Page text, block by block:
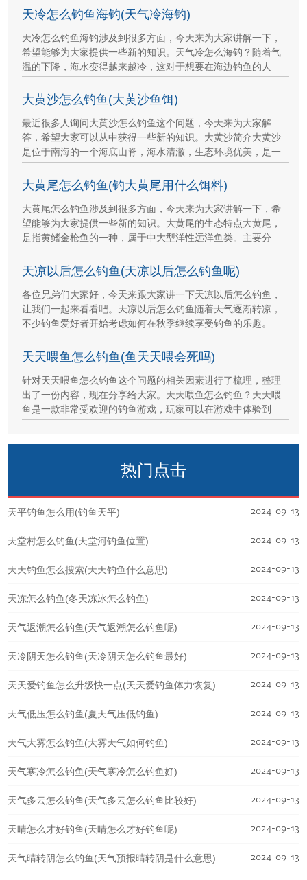
天冷怎么钓鱼海钓(天气冷海钓)
天冷怎么钓鱼海钓涉及到很多方面，今天来为大家讲解一下，
希望能够为大家提供一些新的知识。天气冷怎么海钓？随着气
温的下降，海水变得越来越冷，这对于想要在海边钓鱼的人
大黄沙怎么钓鱼(大黄沙鱼饵)
最近很多人询问大黄沙怎么钓鱼这个问题，今天来为大家解
答，希望大家可以从中获得一些新的知识。大黄沙简介大黄沙
是位于南海的一个海底山脊，海水清澈，生态环境优美，是一
大黄尾怎么钓鱼(钓大黄尾用什么饵料)
大黄尾怎么钓鱼涉及到很多方面，今天来为大家讲解一下，希
望能够为大家提供一些新的知识。大黄尾的生态特点大黄尾，
是指黄鳍金枪鱼的一种，属于中大型洋性远洋鱼类。主要分
天凉以后怎么钓鱼(天凉以后怎么钓鱼呢)
各位兄弟们大家好，今天来跟大家讲一下天凉以后怎么钓鱼，
让我们一起来看看吧。天凉以后怎么钓鱼随着天气逐渐转凉，
不少钓鱼爱好者开始考虑如何在秋季继续享受钓鱼的乐趣。
天天喂鱼怎么钓鱼(鱼天天喂会死吗)
针对天天喂鱼怎么钓鱼这个问题的相关因素进行了梳理，整理
出了一份内容，现在分享给大家。天天喂鱼怎么钓鱼？天天喂
鱼是一款非常受欢迎的钓鱼游戏，玩家可以在游戏中体验到
热门点击
2024-09-13
天平钓鱼怎么用(钓鱼天平)
2024-09-13
天堂村怎么钓鱼(天堂河钓鱼位置)
2024-09-13
天天钓鱼怎么搜索(天天钓鱼什么意思)
2024-09-13
天冻怎么钓鱼(冬天冻冰怎么钓鱼)
2024-09-13
天气返潮怎么钓鱼(天气返潮怎么钓鱼呢)
2024-09-13
天冷阴天怎么钓鱼(天冷阴天怎么钓鱼最好)
2024-09-13
天天爱钓鱼怎么升级快一点(天天爱钓鱼体力恢复)
2024-09-13
天气低压怎么钓鱼(夏天气压低钓鱼)
2024-09-13
天气大雾怎么钓鱼(大雾天气如何钓鱼)
2024-09-13
天气寒冷怎么钓鱼(天气寒冷怎么钓鱼好)
2024-09-13
天气多云怎么钓鱼(天气多云怎么钓鱼比较好)
2024-09-13
天晴怎么才好钓鱼(天晴怎么才好钓鱼呢)
2024-09-13
天气晴转阴怎么钓鱼(天气预报晴转阴是什么意思)